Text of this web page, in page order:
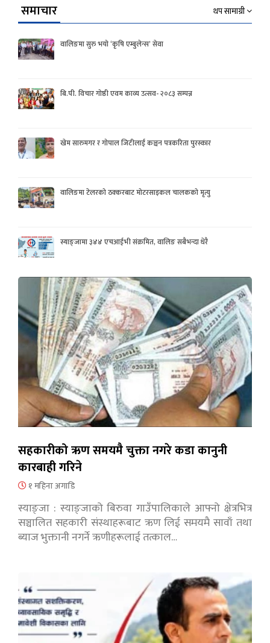
समाचार थप सामाग्री
वालिङमा सुरु भयो ‘कृषि एम्बुलेन्स’ सेवा
बि.पी. विचार गोष्ठी एवम काव्य उत्सव- २०८३ सम्पन्न
खेम सारुमगर र गोपाल जिटीलाई कञ्चन पत्रकरिता पुरस्कार
वालिङमा टेलरको ठक्करबाट मोटरसाइकल चालकको मृत्यु
स्याङ्जामा ३४४ एचआईभी संक्रमित, वालिङ सबैभन्दा धेरै
सहकारीको ऋण समयमै चुक्ता नगरे कडा कानुनी
कारबाही गरिने
१ महिना अगाडि
स्याङ्जा : स्याङ्जाको बिरुवा गाउँपालिकाले आफ्नो क्षेत्रभित्र
सञ्चालित सहकारी संस्थाहरूबाट ऋण लिई समयमै सावाँ तथा
ब्याज भुक्तानी नगर्ने ऋणीहरूलाई तत्काल…